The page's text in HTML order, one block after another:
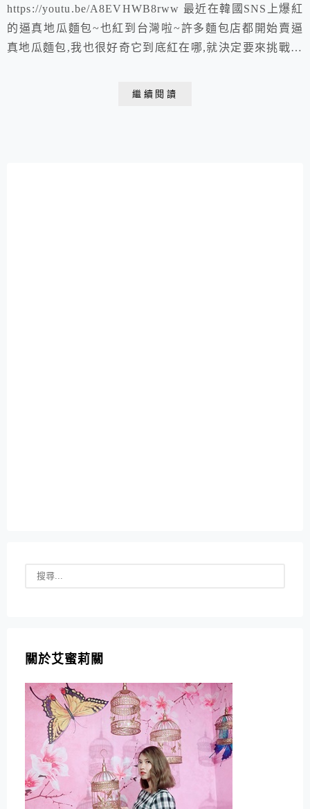
https://youtu.be/A8EVHWB8rww 最近在韓國SNS上爆紅
的逼真地瓜麵包~也紅到台灣啦~許多麵包店都開始賣逼
真地瓜麵包,我也很好奇它到底紅在哪,就決定要來挑戰做
繼續閱讀
關於艾蜜莉關